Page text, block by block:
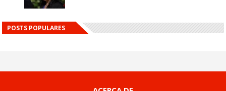
POSTS POPULARES